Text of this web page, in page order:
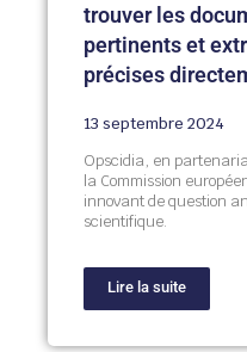
trouver les
pertinents et
précises
13 septembre 2024
Opscidia, en
la Commission
innovant de question
scientifique.
Lire la suite